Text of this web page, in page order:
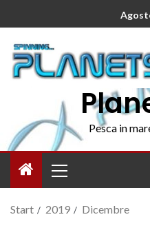
Pesca in
Start 2019 Dicembre